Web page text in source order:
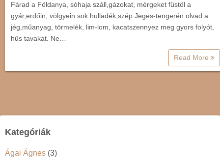
Fárad a Földanya, sóhaja száll,gázokat, mérgeket füstöl a
gyár,erdőin, völgyein sok hulladék,szép Jeges-tengerén olvad a
jég,műanyag, törmelék, lim-lom, kacatszennyez meg gyors folyót,
hűs tavakat. Ne…
Read More
Kategóriák
Ágai Ágnes (3)